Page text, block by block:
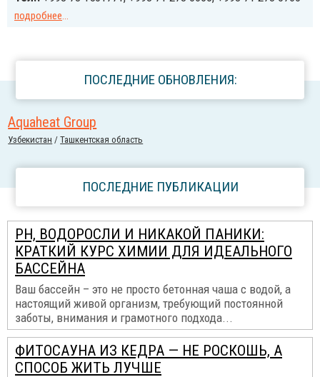
подробнее...
ПОСЛЕДНИЕ ОБНОВЛЕНИЯ:
Aquaheat Group
Узбекистан /Ташкентская область
ПОСЛЕДНИЕ ПУБЛИКАЦИИ
PH, ВОДОРОСЛИ И НИКАКОЙ ПАНИКИ:
КРАТКИЙ КУРС ХИМИИ ДЛЯ ИДЕАЛЬНОГО
БАССЕЙНА
Ваш бассейн – это не просто бетонная чаша с водой, а
настоящий живой организм, требующий постоянной
заботы, внимания и грамотного подхода...
ФИТОСАУНА ИЗ КЕДРА — НЕ РОСКОШЬ, А
СПОСОБ ЖИТЬ ЛУЧШЕ